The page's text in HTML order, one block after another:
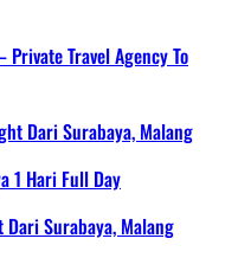
Private Travel Agency To
1 Hari Full Day
Surabaya, Malang